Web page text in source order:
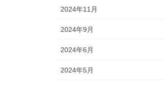
2024年11月
2024年9月
2024年6月
2024年5月